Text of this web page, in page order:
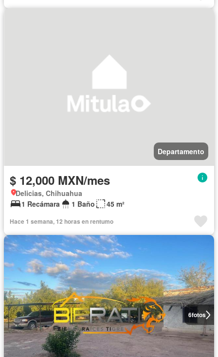
Departamento
$ 12,000 MXN/mes
Delicias, Chihuahua
1 Recámara
1 Baño 45 m²
Hace 1 semana, 12 horas en rentumo
6fotos